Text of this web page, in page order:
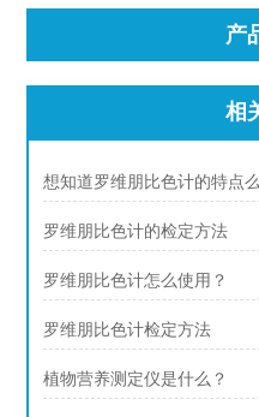
产
相
想知道罗维朋比色计的特点
罗维朋比色计的检定方法
罗维朋比色计怎么使用？
罗维朋比色计检定方法
植物营养测定仪是什么？